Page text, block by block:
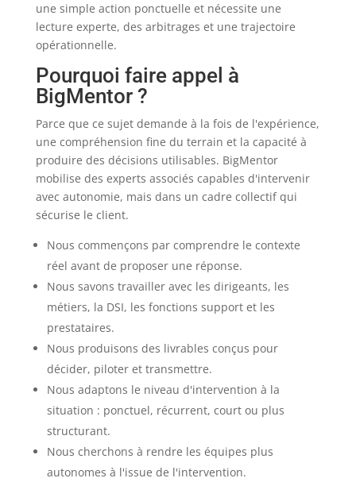
une simple action ponctuelle et nécessite une
lecture experte, des arbitrages et une trajectoire
opérationnelle.
Pourquoi faire appel à
BigMentor ?
Parce que ce sujet demande à la fois de l'expérience,
une compréhension fine du terrain et la capacité à
produire des décisions utilisables. BigMentor
mobilise des experts associés capables d'intervenir
avec autonomie, mais dans un cadre collectif qui
sécurise le client.
Nous commençons par comprendre le contexte
réel avant de proposer une réponse.
Nous savons travailler avec les dirigeants, les
métiers, la DSI, les fonctions support et les
prestataires.
Nous produisons des livrables conçus pour
décider, piloter et transmettre.
Nous adaptons le niveau d'intervention à la
situation : ponctuel, récurrent, court ou plus
structurant.
Nous cherchons à rendre les équipes plus
autonomes à l'issue de l'intervention.